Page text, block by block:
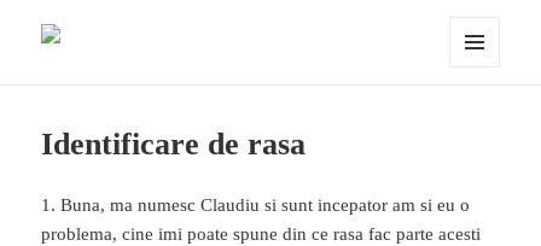
Identificare de rasa
1. Buna, ma numesc Claudiu si sunt incepator am si eu o
problema, cine imi poate spune din ce rasa fac parte acesti